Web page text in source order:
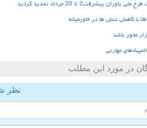
پیشرفت2 تا 20 مرداد تمدید گردید
با کاهش تنش ها در خاورمیانه
محور باشد
مهارتی
در مورد این مطلب
نظر